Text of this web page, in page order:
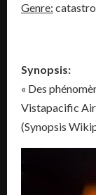
Genre:
Synopsis:
« Des
Vistapacific
(Synopsis